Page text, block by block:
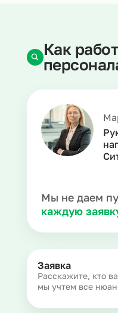
Мы не даем
каждую
Как
Заявка
Расскажите, кто
мы учтем все